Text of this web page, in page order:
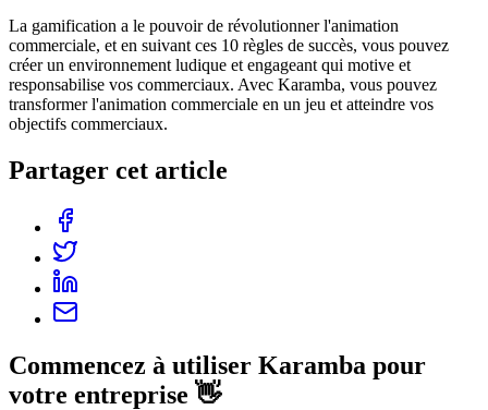
La gamification a le pouvoir de révolutionner l'animation
commerciale, et en suivant ces 10 règles de succès, vous pouvez
créer un environnement ludique et engageant qui motive et
responsabilise vos commerciaux. Avec Karamba, vous pouvez
transformer l'animation commerciale en un jeu et atteindre vos
objectifs commerciaux.
Partager cet article
Commencez à utiliser Karamba pour
votre entreprise 👋